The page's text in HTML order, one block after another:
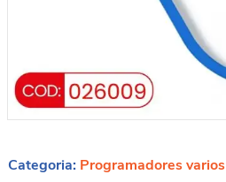
Categoria: Programadores varios